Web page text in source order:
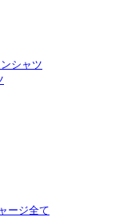
シャツ
ージ全て